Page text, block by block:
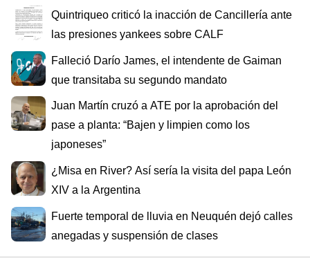
Quintriqueo criticó la inacción de Cancillería ante
las presiones yankees sobre CALF
Falleció Darío James, el intendente de Gaiman
que transitaba su segundo mandato
Juan Martín cruzó a ATE por la aprobación del
pase a planta: “Bajen y limpien como los
japoneses”
¿Misa en River? Así sería la visita del papa León
XIV a la Argentina
Fuerte temporal de lluvia en Neuquén dejó calles
anegadas y suspensión de clases